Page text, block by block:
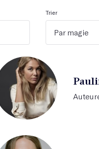
Trier
Par magie